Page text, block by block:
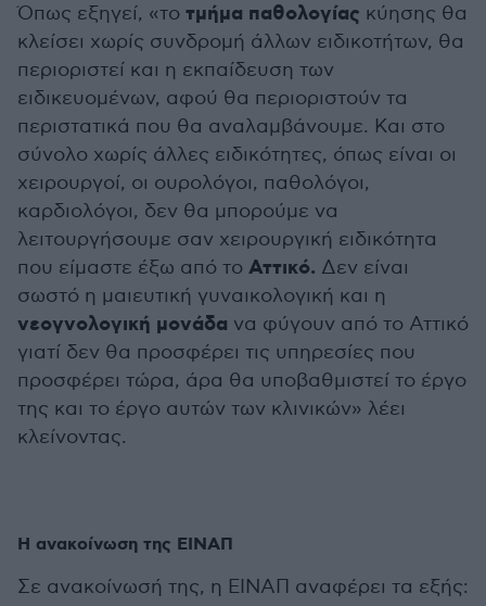
Όπως εξηγεί, «το τμήμα παθολογίας κύησης θα
κλείσει χωρίς συνδρομή άλλων ειδικοτήτων, θα
περιοριστεί και η εκπαίδευση των
ειδικευομένων, αφού θα περιοριστούν τα
περιστατικά που θα αναλαμβάνουμε. Και στο
σύνολο χωρίς άλλες ειδικότητες, όπως είναι οι
χειρουργοί, οι ουρολόγοι, παθολόγοι,
καρδιολόγοι, δεν θα μπορούμε να
λειτουργήσουμε σαν χειρουργική ειδικότητα
που είμαστε έξω από το Αττικό. Δεν είναι
σωστό η μαιευτική γυναικολογική και η
νεογνολογική μονάδα να φύγουν από το Αττικό
γιατί δεν θα προσφέρει τις υπηρεσίες που
προσφέρει τώρα, άρα θα υποβαθμιστεί το έργο
της και το έργο αυτών των κλινικών» λέει
κλείνοντας.
Η ανακοίνωση της ΕΙΝΑΠ
Σε ανακοίνωσή της, η ΕΙΝΑΠ αναφέρει τα εξής: